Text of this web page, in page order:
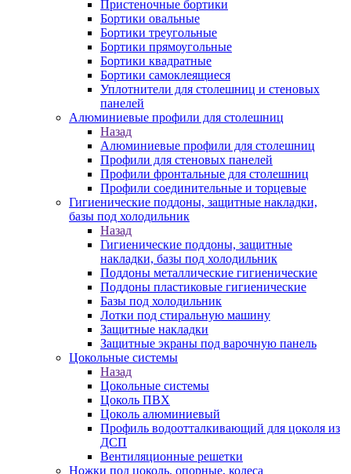
Пристеночные бортики
Бортики овальные
Бортики треугольные
Бортики прямоугольные
Бортики квадратные
Бортики самоклеящиеся
Уплотнители для столешниц и стеновых
панелей
Алюминиевые профили для столешниц
Назад
Алюминиевые профили для столешниц
Профили для стеновых панелей
Профили фронтальные для столешниц
Профили соединительные и торцевые
Гигиенические поддоны, защитные накладки,
базы под холодильник
Назад
Гигиенические поддоны, защитные
накладки, базы под холодильник
Поддоны металлические гигиенические
Поддоны пластиковые гигиенические
Базы под холодильник
Лотки под стиральную машину
Защитные накладки
Защитные экраны под варочную панель
Цокольные системы
Назад
Цокольные системы
Цоколь ПВХ
Цоколь алюминиевый
Профиль водоотталкивающий для цоколя из
ДСП
Вентиляционные решетки
Ножки под цоколь, опорные, колеса